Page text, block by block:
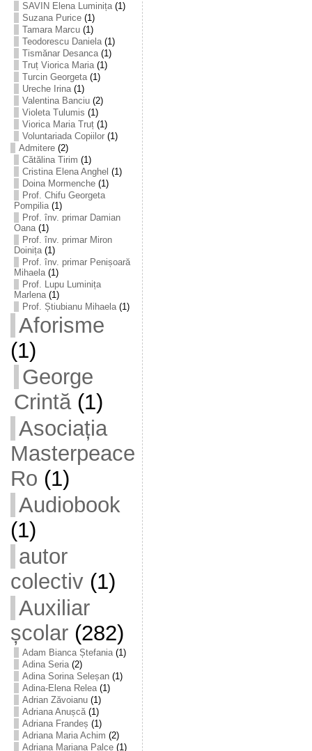
SAVIN Elena Luminița(1)
Suzana Purice(1)
Tamara Marcu(1)
Teodorescu Daniela(1)
Tismănar Desanca(1)
Truț Viorica Maria(1)
Turcin Georgeta(1)
Ureche Irina(1)
Valentina Banciu(2)
Violeta Tulumis (1)
Viorica Maria Truț(1)
Voluntariada Copiilor(1)
Admitere(2)
Cătălina Tirim (1)
Cristina Elena Anghel (1)
Doina Mormenche(1)
Prof. Chifu Georgeta
Pompilia(1)
Prof. înv. primar Damian
Oana(1)
Prof. înv. primar Miron
Doinița(1)
Prof. înv. primar Penișoară
Mihaela(1)
Prof. Lupu Luminița
Marlena(1)
Prof. Știubianu Mihaela(1)
Aforisme
(1)
George
Crintă(1)
Asociația
Masterpeace
Ro (1)
Audiobook
(1)
autor
colectiv(1)
Auxiliar
școlar(282)
Adam Bianca Ștefania(1)
Adina Seria(2)
Adina Sorina Seleșan(1)
Adina-Elena Relea(1)
Adrian Zăvoianu(1)
Adriana Anușcă(1)
Adriana Frandeș (1)
Adriana Maria Achim (2)
Adriana Mariana Palce(1)